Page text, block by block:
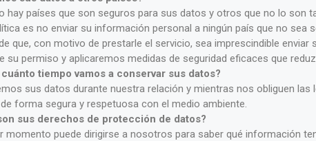
hay países que son seguros para sus datos y otros que no lo son
es no enviar su información personal a ningún país que no sea
que, con motivo de prestarle el servicio, sea imprescindible
su permiso y aplicaremos medidas de seguridad eficaces que
cuánto tiempo vamos a conservar sus datos?
sus datos durante nuestra relación y mientras nos obliguen
forma segura y respetuosa con el medio ambiente.
sus derechos de protección de datos?
momento puede dirigirse a nosotros para saber qué información